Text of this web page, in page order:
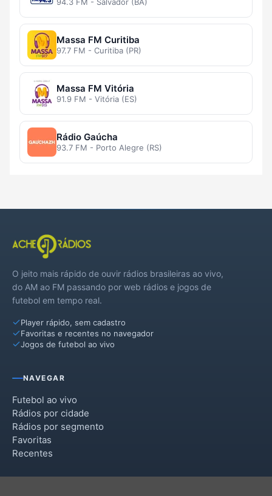
Massa FM Curitiba
97.7 FM - Curitiba (PR)
Massa FM Vitória
91.9 FM - Vitória (ES)
Rádio Gaúcha
93.7 FM - Porto Alegre (RS)
O jeito mais rápido de ouvir rádios brasileiras ao vivo,
do AM ao FM passando por web rádios e jogos de
futebol em tempo real.
Player rápido, sem cadastro
Favoritas e recentes no navegador
Jogos de futebol ao vivo
NAVEGAR
Futebol ao vivo
Rádios por cidade
Rádios por segmento
Favoritas
Recentes